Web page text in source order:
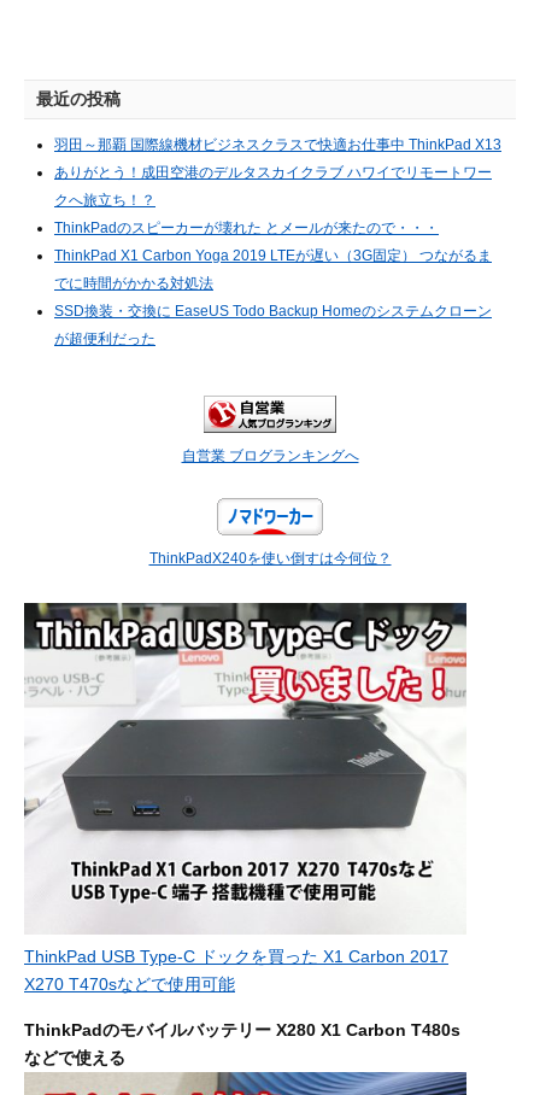
最近の投稿
羽田～那覇 国際線機材ビジネスクラスで快適お仕事中 ThinkPad X13
ありがとう！成田空港のデルタスカイクラブ ハワイでリモートワー
クへ旅立ち！？
ThinkPadのスピーカーが壊れた とメールが来たので・・・
ThinkPad X1 Carbon Yoga 2019 LTEが遅い（3G固定） つながるま
でに時間がかかる対処法
SSD換装・交換に EaseUS Todo Backup Homeのシステムクローン
が超便利だった
自営業 ブログランキングへ
ThinkPadX240を使い倒すは今何位？
ThinkPad USB Type-C ドックを買った X1 Carbon 2017
X270 T470sなどで使用可能
ThinkPadのモバイルバッテリー X280 X1 Carbon T480s
などで使える